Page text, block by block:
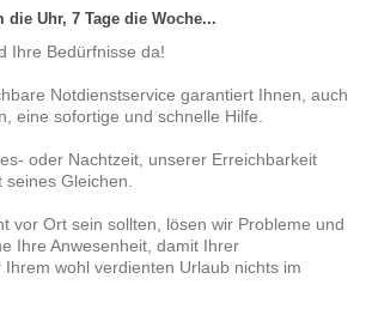
Uhr, 7 Tage die Woche...
Ihre Bedürfnisse da!
Notdienstservice garantiert Ihnen, auch
eine sofortige und schnelle Hilfe.
oder Nachtzeit, unserer Erreichbarkeit
Gleichen.
vor Ort sein sollten, lösen wir Probleme und
Ihre Anwesenheit, damit Ihrer
wohl verdienten Urlaub nichts im